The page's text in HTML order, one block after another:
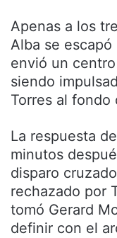
Apenas a los
Alba se
envió un
siendo
Torres al fondo
La respuesta
minutos
disparo
rechazado por
tomó Gerard
definir con el